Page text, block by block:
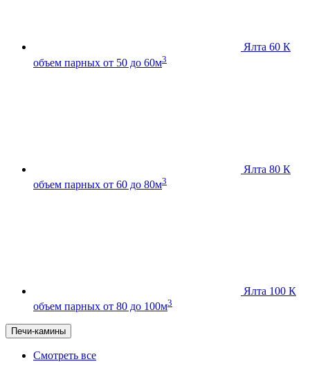
Ялта 60 К
объем парных от 50 до 60м3
Ялта 80 К
объем парных от 60 до 80м3
Ялта 100 К
объем парных от 80 до 100м3
Печи-камины
Смотреть все